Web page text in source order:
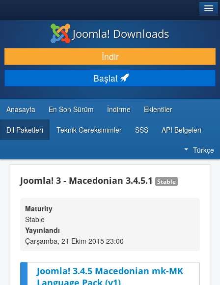
İNDIR & GENIŞLET
KEŞFET & ÖĞREN
TOPLULUK & DESTEK
GELIŞTIRICI KAYNAKLARI
Joomla! Downloads
İndir
Başlat
Anasayfa En Son Sürüm İndirme Eklentiler
Dil Paketleri Teknik Gereksinimler SSS API Belgeleri
Türkçe
Joomla! 3 - Macedonian 3.4.5.1 Stable
Maturity
Stable
Yayınlandı
Çarşamba, 21 Ekim 2015 23:00
Joomla! 3.4.5 Macedonian mk-MK
Language Pack (v1)